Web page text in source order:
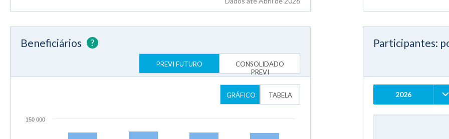
Beneficiários ?
PREVI FUTURO
CONSOLIDADO
PREVI
GRÁFICO TABELA
150 000
Participantes:
2026